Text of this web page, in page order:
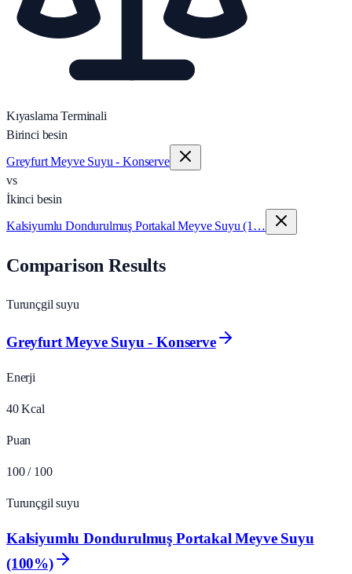
Kıyaslama Terminali
Birinci besin
Greyfurt Meyve Suyu - Konserve
vs
İkinci besin
Kalsiyumlu Dondurulmuş Portakal Meyve Suyu (1…
Comparison Results
Turunçgil suyu
Greyfurt Meyve Suyu - Konserve
Enerji
40 Kcal
Puan
100 / 100
Turunçgil suyu
Kalsiyumlu Dondurulmuş Portakal Meyve Suyu
(100%)